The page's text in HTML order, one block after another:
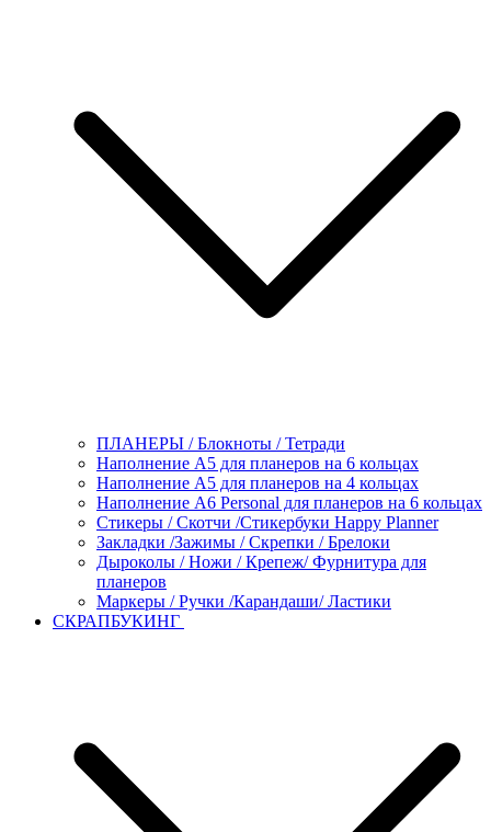
ПЛАНЕРЫ / Блокноты / Тетради
Наполнение А5 для планеров на 6 кольцах
Наполнение А5 для планеров на 4 кольцах
Наполнение А6 Personal для планеров на 6 кольцах
Стикеры / Скотчи /Стикербуки Happy Planner
Закладки /Зажимы / Скрепки / Брелоки
Дыроколы / Ножи / Крепеж/ Фурнитура для
планеров
Маркеры / Ручки /Карандаши/ Ластики
СКРАПБУКИНГ